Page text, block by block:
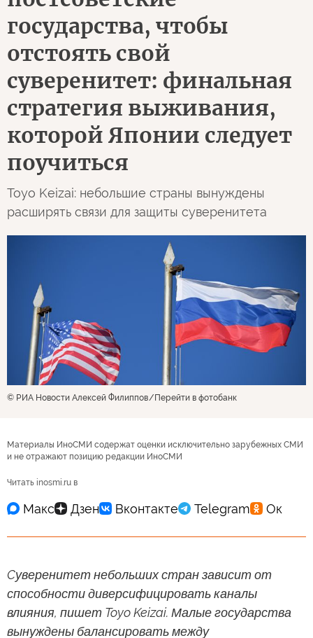
государства, чтобы
отстоять свой
суверенитет: финальная
стратегия выживания,
которой Японии следует
поучиться
Toyo Keizai: небольшие страны вынуждены
расширять связи для защиты суверенитета
© РИА Новости Алексей Филиппов Перейти в фотобанк
Материалы ИноСМИ содержат оценки исключительно зарубежных СМИ
и не отражают позицию редакции ИноСМИ
Читать inosmi.ru в
Cуверенитет небольших стран зависит от
способности диверсифицировать каналы
влияния, пишет Toyo Keizai. Малые государства
вынуждены балансировать между